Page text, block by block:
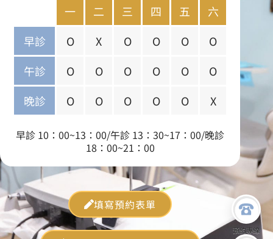
一 二 三 四 五
六
早診
O X O O O
O
午診
O O O O O
O
晚診
O O O O O X
早診 10：00~13：00/午診 13：30~17：00/晚診
18：00~21：00
填寫預約表單
預約專線